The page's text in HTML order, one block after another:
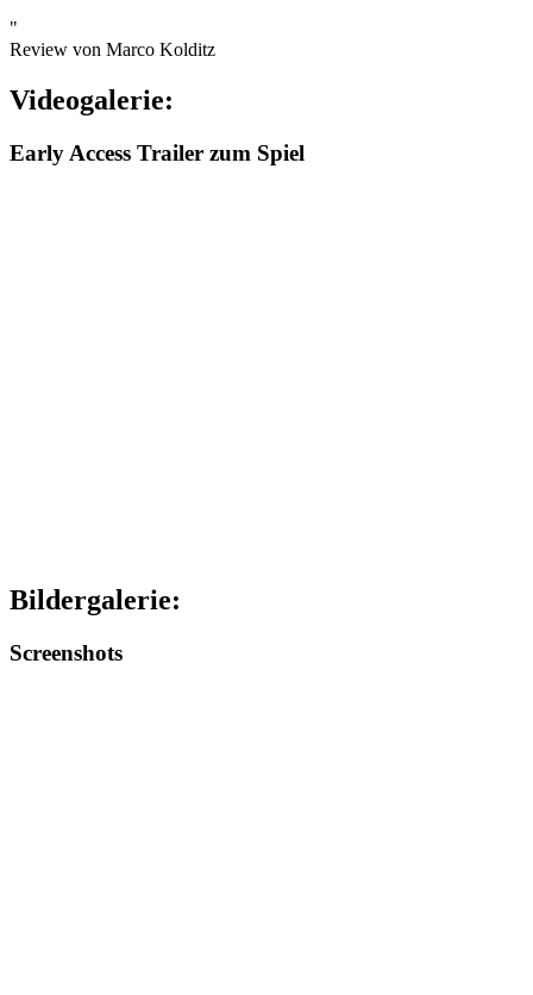
"
Review von Marco Kolditz
Videogalerie:
Early Access Trailer zum Spiel
Bildergalerie:
Screenshots